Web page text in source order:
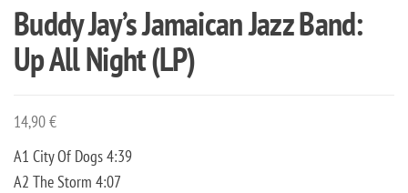
Buddy Jay’s Jamaican Jazz Band:
Up All Night (LP)
14,90€
A1 City Of Dogs 4:39
A2 The Storm 4:07